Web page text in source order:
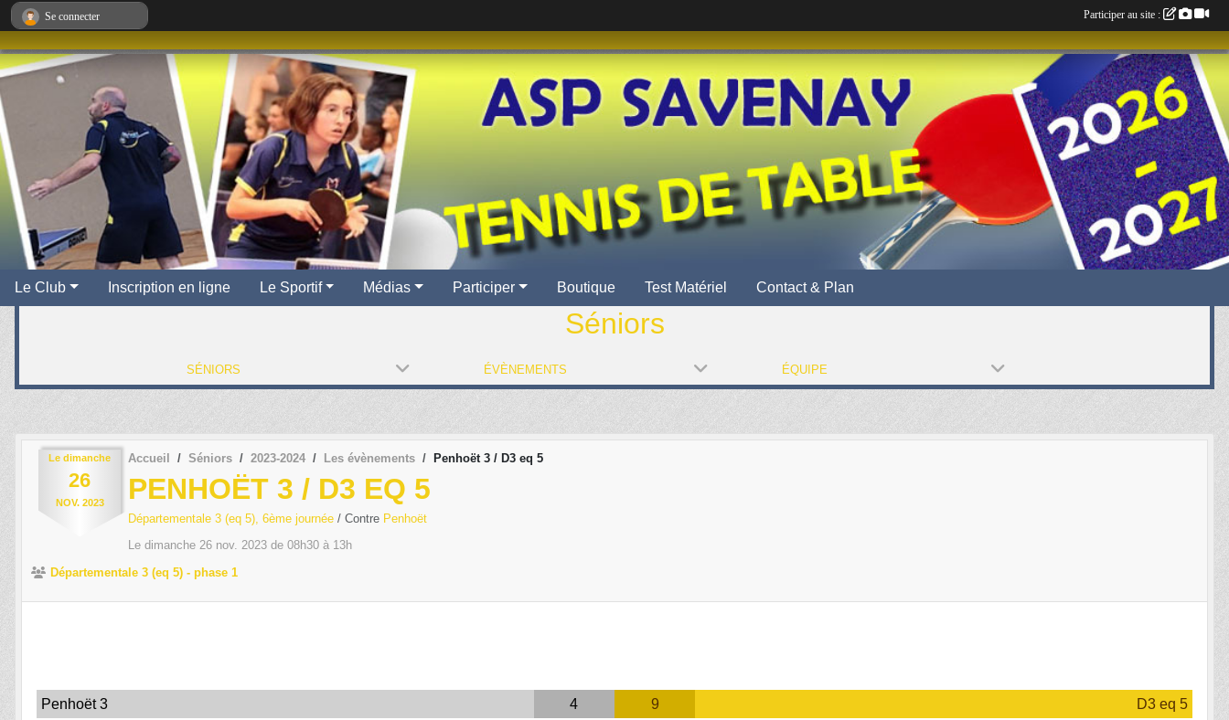
Le Club Inscription en ligne Le Sportif Médias Participer Boutique Test Matériel Contact & Plan
Séniors
SÉNIORS ÉVÈNEMENTS ÉQUIPE
Le dimanche
26
NOV. 2023
Accueil Séniors 2023-2024 Les évènements Penhoët 3 / D3 eq 5
PENHOËT 3 / D3 EQ 5
Départementale 3 (eq 5), 6ème journée / Contre Penhoët
Le dimanche 26 nov. 2023 de 08h30 à 13h
Départementale 3 (eq 5) - phase 1
Penhoët 3 4 9 D3 eq 5
Se connecter Participer au site :
Panneau de gestion des cookies